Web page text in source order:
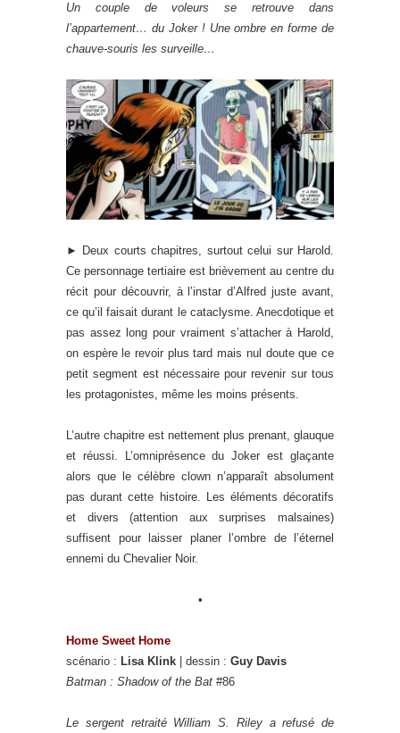
Un couple de voleurs se retrouve dans
l’appartement… du Joker ! Une ombre en forme de
chauve-souris les surveille…
► Deux courts chapitres, surtout celui sur Harold.
Ce personnage tertiaire est brièvement au centre du
récit pour découvrir, à l’instar d’Alfred juste avant,
ce qu’il faisait durant le cataclysme. Anecdotique et
pas assez long pour vraiment s’attacher à Harold,
on espère le revoir plus tard mais nul doute que ce
petit segment est nécessaire pour revenir sur tous
les protagonistes, même les moins présents.
L’autre chapitre est nettement plus prenant, glauque
et réussi. L’omniprésence du Joker est glaçante
alors que le célèbre clown n’apparaît absolument
pas durant cette histoire. Les éléments décoratifs
et divers (attention aux surprises malsaines)
suffisent pour laisser planer l’ombre de l’éternel
ennemi du Chevalier Noir.
•
Home Sweet Home
scénario : Lisa Klink | dessin : Guy Davis
Batman : Shadow of the Bat #86
Le sergent retraité William S. Riley a refusé de